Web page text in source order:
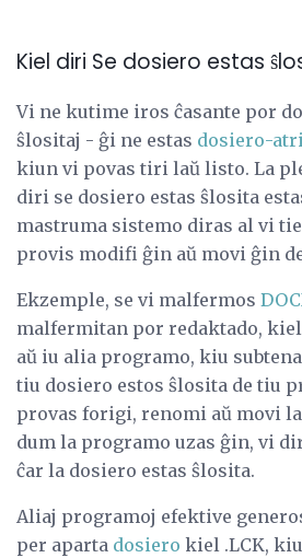
Kiel diri Se dosiero estas
Vi ne kutime iros ĉasante por
ŝlositaj - ĝi ne estas dosiero-
kiun vi povas tiri laŭ listo. La
diri se dosiero estas ŝlosita
mastruma sistemo diras al vi
provis modifi ĝin aŭ movi ĝin
Ekzemple, se vi malfermos
malfermitan por redaktado,
aŭ iu alia programo, kiu
tiu dosiero estos ŝlosita de tiu
provas forigi, renomi aŭ movi
dum la programo uzas ĝin, vi
ĉar la dosiero estas ŝlosita.
Aliaj programoj efektive
per aparta dosiero kiel .LCK,